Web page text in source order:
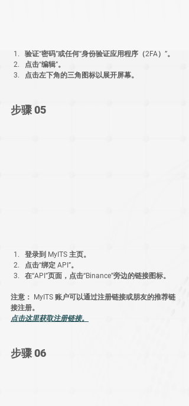
验证“密码”或任何“身份验证应用程序（2FA）”。
点击“编辑”。
点击左下角的三角图标以展开屏幕。
步骤 05
登录到 MyITS 主页。
点击“绑定 API”。
在“API”页面，点击“Binance”旁边的链接图标。
注意： MyITS 账户可以通过注册链接或朋友的推荐链
接注册。
点击这里获取注册链接。
步骤 06